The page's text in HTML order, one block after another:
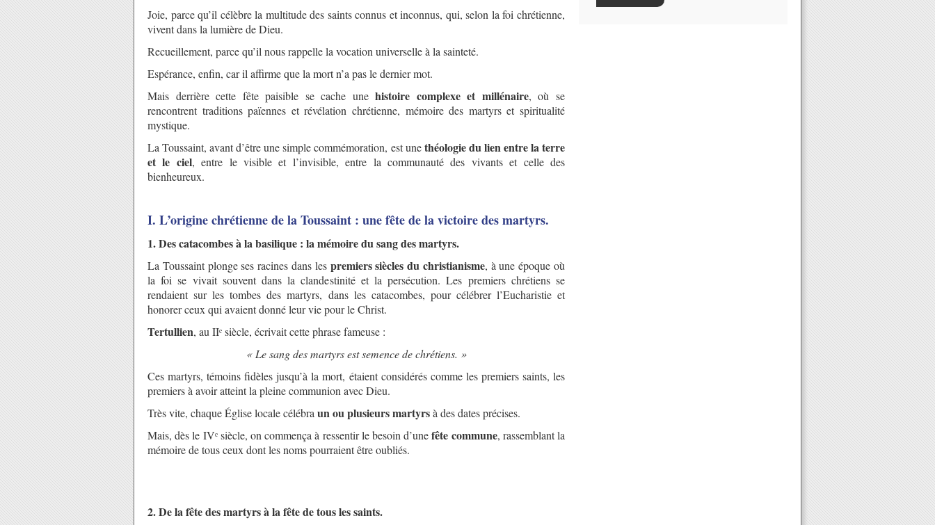
Joie, parce qu’il célèbre la multitude des saints connus et inconnus, qui, selon la foi chrétienne,
vivent dans la lumière de Dieu.
Recueillement, parce qu’il nous rappelle la vocation universelle à la sainteté.
Espérance, enfin, car il affirme que la mort n’a pas le dernier mot.
Mais derrière cette fête paisible se cache unehistoire complexe et millénaire, où se
rencontrent traditions païennes et révélation chrétienne, mémoire des martyrs et spiritualité
mystique.
La Toussaint, avant d’être une simple commémoration, est unethéologie du lien entre la terre
et le ciel, entre le visible et l’invisible, entre la communauté des vivants et celle des
bienheureux.
I. L’origine chrétienne de la Toussaint : une fête de la victoire des martyrs.
1. Des catacombes à la basilique : la mémoire du sang des martyrs.
La Toussaint plonge ses racines dans les premiers siècles du christianisme, à une époque où
la foi se vivait souvent dans la clandestinité et la persécution. Les premiers chrétiens se
rendaient sur les tombes des martyrs, dans les catacombes, pour célébrer l’Eucharistie et
honorer ceux qui avaient donné leur vie pour le Christ.
Tertullien, au IIᵉ siècle, écrivait cette phrase fameuse :
« Le sang des martyrs est semence de chrétiens. »
Ces martyrs, témoins fidèles jusqu’à la mort, étaient considérés comme les premiers saints, les
premiers à avoir atteint la pleine communion avec Dieu.
Très vite, chaque Église locale célébra un ou plusieurs martyrsà des dates précises.
Mais, dès le IVᵉsiècle, on commença à ressentir le besoin d’unefête commune, rassemblant la
mémoire de tous ceux dont les noms pourraient être oubliés.
2. De la fête des martyrs à la fête de tous les saints.